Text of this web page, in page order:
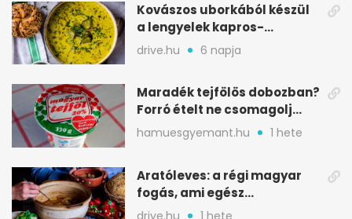
Kovászos uborkából készül
a lengyelek kapros-
savanykás levese
drive.hu 6 napja
Maradék tejfölös dobozban?
Forró ételt ne csomagolj
ilyen tégelybe
hamuesgyemant.hu 1 hete
Aratóleves: a régi magyar
fogás, ami egész
csapatokat jóllakatott
drive.hu 1 hete